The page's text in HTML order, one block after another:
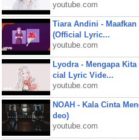
youtube.com
Tiara Andini -
(Official Lyric...
youtube.com
Lyodra - Mengapa
cial Lyric Vide...
youtube.com
NOAH - Kala Cinta
deo)
youtube.com